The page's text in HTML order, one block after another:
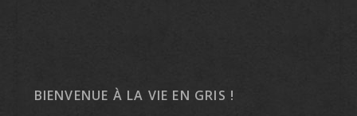
BIENVENUE À LA VIE EN GRIS !